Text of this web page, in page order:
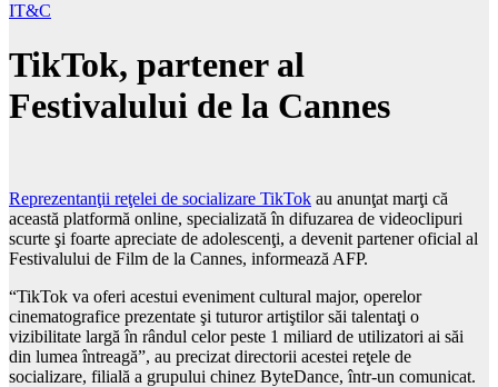
IT&C
TikTok, partener al
Festivalului de la Cannes
Reprezentanţii reţelei de socializare TikTok au anunţat marţi că
această platformă online, specializată în difuzarea de videoclipuri
scurte şi foarte apreciate de adolescenţi, a devenit partener oficial al
Festivalului de Film de la Cannes, informează AFP.
“TikTok va oferi acestui eveniment cultural major, operelor
cinematografice prezentate şi tuturor artiştilor săi talentaţi o
vizibilitate largă în rândul celor peste 1 miliard de utilizatori ai săi
din lumea întreagă”, au precizat directorii acestei reţele de
socializare, filială a grupului chinez ByteDance, într-un comunicat.